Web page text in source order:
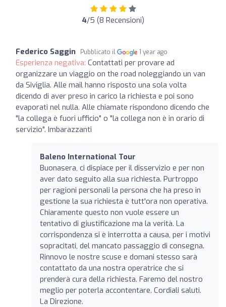
4/5 (8 Recensioni)
Federico Saggin Pubblicato il 1 year ago
Esperienza negativa: Contattati per provare ad
organizzare un viaggio on the road noleggiando un van
da Siviglia. Alle mail hanno risposto una sola volta
dicendo di aver preso in carico la richiesta e poi sono
evaporati nel nulla. Alle chiamate rispondono dicendo che
"la collega è fuori ufficio" o "la collega non è in orario di
servizio". Imbarazzanti
Baleno International Tour
Buonasera, ci dispiace per il disservizio e per non
aver dato seguito alla sua richiesta. Purtroppo
per ragioni personali la persona che ha preso in
gestione la sua richiesta è tutt'ora non operativa.
Chiaramente questo non vuole essere un
tentativo di giustificazione ma la verità. La
corrispondenza si è interrotta a causa, per i motivi
sopracitati, del mancato passaggio di consegna.
Rinnovo le nostre scuse e domani stesso sarà
contattato da una nostra operatrice che si
prenderà cura della richiesta. Faremo del nostro
meglio per poterla accontentare. Cordiali saluti.
La Direzione.